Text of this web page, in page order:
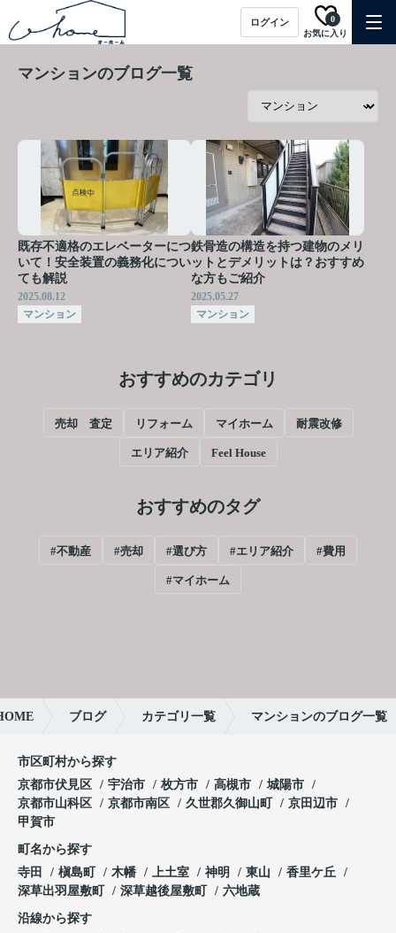
ログイン
お気に入り
0
マンションのブログ一覧
既存不適格のエレベーターにつ
いて！安全装置の義務化につい
ても解説
2025.08.12
マンション
鉄骨造の構造を持つ建物のメリ
ットとデメリットは？おすすめ
な方もご紹介
2025.05.27
マンション
おすすめのカテゴリ
売却 査定 リフォーム マイホーム 耐震改修
エリア紹介 Feel House
おすすめのタグ
#不動産 #売却 #選び方 #エリア紹介 #費用
#マイホーム
ブログ カテゴリ一覧 マンションのブログ一覧
市区町村から探す
京都市伏見区
宇治市 枚方市 高槻市
城陽市
京都市山科区
京都市南区 久世郡久御山町
京田辺市
甲賀市
町名から探す
寺田
槇島町 木幡 上土室 神明 東山
香里ケ丘
深草出羽屋敷町
深草越後屋敷町 六地蔵
沿線から探す